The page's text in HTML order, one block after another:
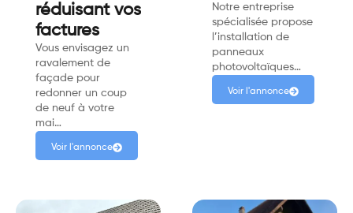
réduisant vos
factures
Vous envisagez un
ravalement de
façade pour
redonner un coup
de neuf à votre
mai…
Voir l'annonce
Notre entreprise
spécialisée propose
l’installation de
panneaux
photovoltaïques…
Voir l'annonce